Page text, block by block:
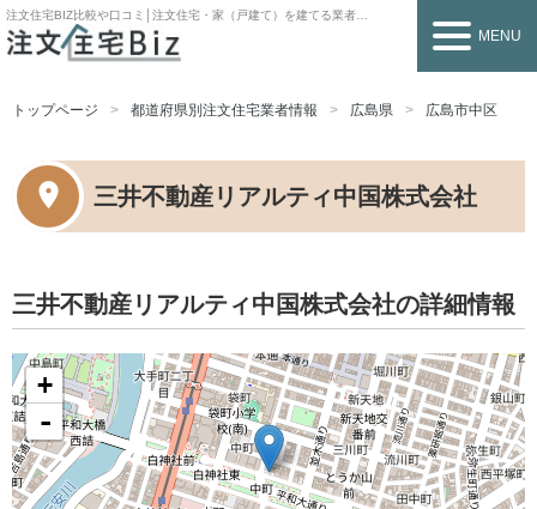
注文住宅BIZ比較や口コミ│注文住宅・家（戸建て）を建てる業者を探すなら
MENU
トップページ 都道府県別注文住宅業者情報 広島県 広島市中区
三井不動産リアルティ中国株式会社
三井不動産リアルティ中国株式会社の詳細情報
+
-